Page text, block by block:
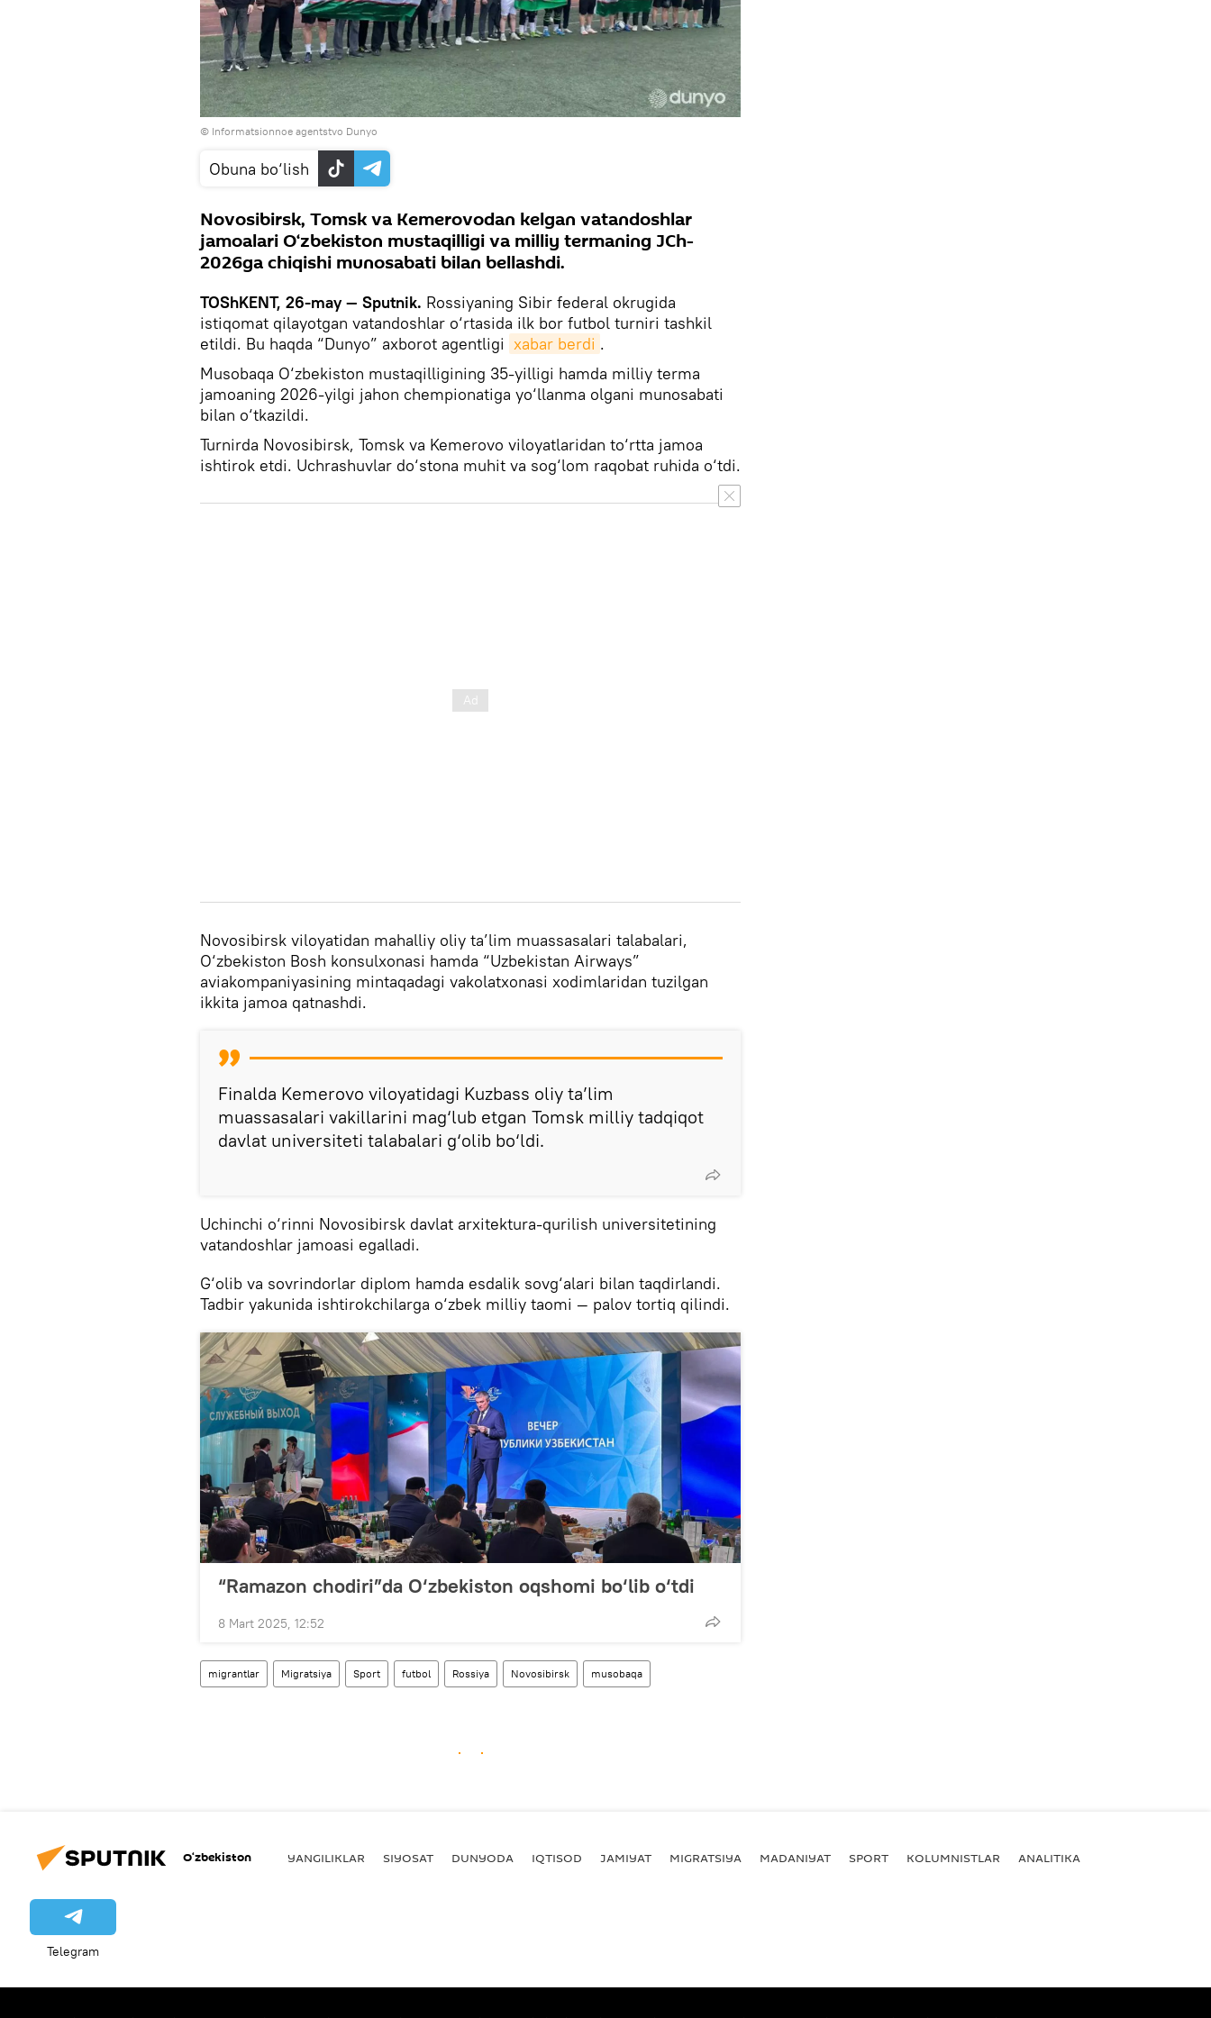
© Informatsionnoe agentstvo Dunyo
Obuna bo‘lish
Novosibirsk, Tomsk va Kemerovodan kelgan vatandoshlar
jamoalari O‘zbekiston mustaqilligi va milliy termaning JCh-
2026ga chiqishi munosabati bilan bellashdi.
TOShKENT, 26-may — Sputnik. Rossiyaning Sibir federal okrugida
istiqomat qilayotgan vatandoshlar o‘rtasida ilk bor futbol turniri tashkil
etildi. Bu haqda “Dunyo” axborot agentligi xabar berdi .
Musobaqa O‘zbekiston mustaqilligining 35-yilligi hamda milliy terma
jamoaning 2026-yilgi jahon chempionatiga yo‘llanma olgani munosabati
bilan o‘tkazildi.
Turnirda Novosibirsk, Tomsk va Kemerovo viloyatlaridan to‘rtta jamoa
ishtirok etdi. Uchrashuvlar do‘stona muhit va sog‘lom raqobat ruhida o‘tdi.
Novosibirsk viloyatidan mahalliy oliy ta’lim muassasalari talabalari,
O‘zbekiston Bosh konsulxonasi hamda “Uzbekistan Airways”
aviakompaniyasining mintaqadagi vakolatxonasi xodimlaridan tuzilgan
ikkita jamoa qatnashdi.
Finalda Kemerovo viloyatidagi Kuzbass oliy ta’lim
muassasalari vakillarini mag‘lub etgan Tomsk milliy tadqiqot
davlat universiteti talabalari g‘olib bo‘ldi.
Uchinchi o‘rinni Novosibirsk davlat arxitektura-qurilish universitetining
vatandoshlar jamoasi egalladi.
G‘olib va sovrindorlar diplom hamda esdalik sovg‘alari bilan taqdirlandi.
Tadbir yakunida ishtirokchilarga o‘zbek milliy taomi — palov tortiq qilindi.
“Ramazon chodiri”da O‘zbekiston oqshomi bo‘lib o‘tdi
8 Mart 2025, 12:52
migrantlar Migratsiya Sport futbol Rossiya Novosibirsk musobaqa
O‘zbekiston YANGILIKLAR SIYOSAT DUNYODA IQTISOD JAMIYAT MIGRATSIYA MADANIYAT SPORT KOLUMNISTLAR ANALITIKA
Telegram